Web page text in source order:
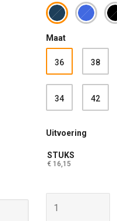
Maat
36 38
34 42
Uitvoering
STUKS
€ 16,15